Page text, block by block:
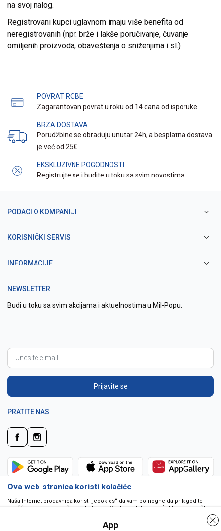
na svoj nalog.
Registrovani kupci uglavnom imaju više benefita od
neregistrovanih (npr. brže i lakše poručivanje, čuvanje
omiljenih proizvoda, obaveštenja o sniženjima i sl.)
POVRAT ROBE
Zagarantovan povrat u roku od 14 dana od isporuke.
BRZA DOSTAVA
Porudžbine se obrađuju unutar 24h, a besplatna dostava
je već od 25€.
EKSKLUZIVNE POGODNOSTI
Registrujte se i budite u toku sa svim novostima.
PODACI O KOMPANIJI
KORISNIČKI SERVIS
INFORMACIJE
NEWSLETTER
Budi u toku sa svim akcijama i aktuelnostima u Mil-Popu.
Prijavite se
PRATITE NAS
Ova web-stranica koristi kolačiće
Naša Internet prodavnica koristi „cookies“ da vam pomogne da prilagodite
korišćenje interneta vašim potrebama. Cookie je tekstualni fajl koji je smešten
da pokrenu program ili da isporuče virus vašem računaru. Cookie-i su
jedinstveno dodeljeni vama, i jedino mogu biti pročitani od strane web servera
App